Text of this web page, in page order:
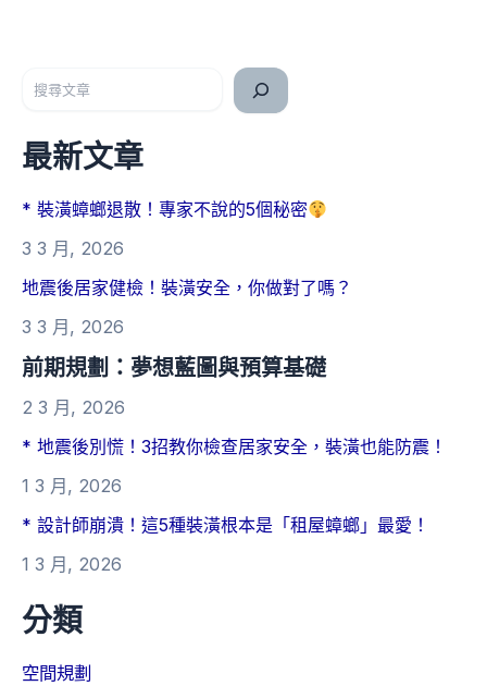
最新文章
* 裝潢蟑螂退散！專家不說的5個秘密
3 3 月, 2026
地震後居家健檢！裝潢安全，你做對了嗎？
3 3 月, 2026
前期規劃：夢想藍圖與預算基礎
2 3 月, 2026
* 地震後別慌！3招教你檢查居家安全，裝潢也能防震！
1 3 月, 2026
* 設計師崩潰！這5種裝潢根本是「租屋蟑螂」最愛！
1 3 月, 2026
分類
空間規劃